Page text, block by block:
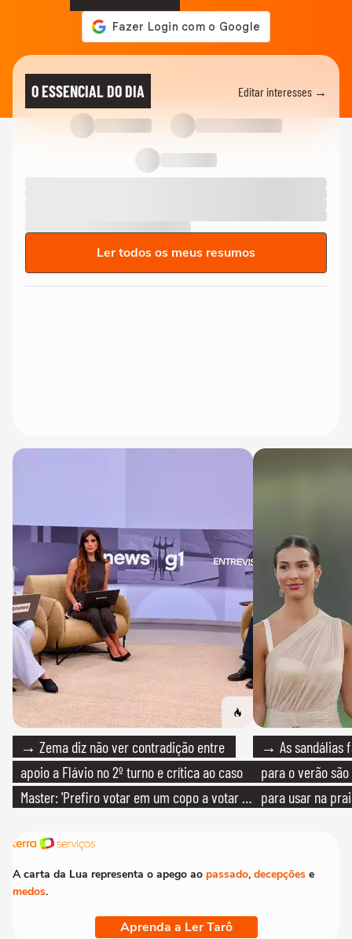
O ESSENCIAL DO DIA Editar interesses →
Ler todos os meus resumos
→ Zema diz não ver contradição entre
apoio a Flávio no 2º turno e crítica ao caso
Master: 'Prefiro votar em um copo a votar no
→ As sandálias
para o verão
para usar na
A carta da Lua representa o apego ao passado, decepções e
medos.
Aprenda a Ler Tarô